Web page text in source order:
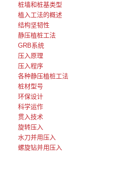
桩墙和桩基类型
植入工法的概述
结构坚韧性
静压植桩工法
GRB系统
压入原理
压入程序
各种静压植桩工法
桩材型号
环保设计
科学运作
贯入技术
旋转压入
水刀并用压入
螺旋钻并用压入